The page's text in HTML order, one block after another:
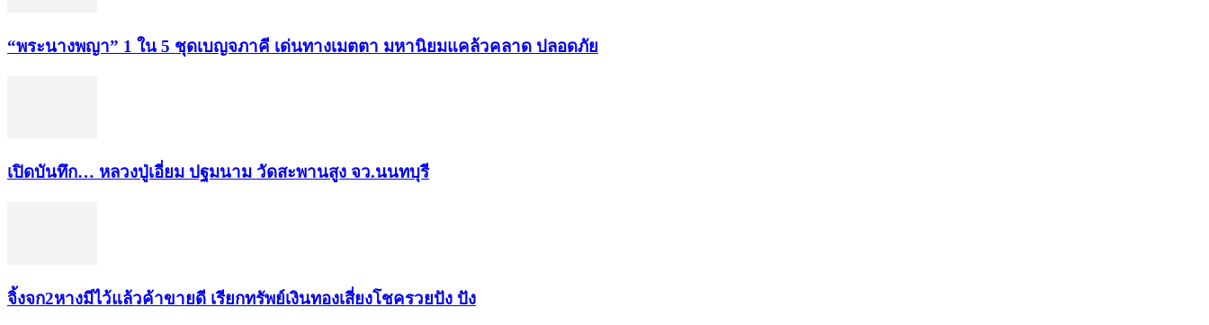
“พระ​นาง​พญา” 1 ใน 5​ ชุดเบญจ​ภาคี​ เด่นทางเมตตา​ มหา​นิยม​แคล้วคลาด​ ปลอดภัย​
เปิดบันทึก… หลวงปู่เอี่ยม ​ปฐม​นาม​ วัดสะพานสูง​ จว.นนทบุรี
จิ้งจก​2​หาง​มีไว้แล้ว​ค้าขาย​ดี​ เรียก​ทรัพย์เงินทอง​เสี่ยงโชค​รวยปัง​ ปัง​